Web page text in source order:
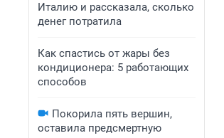
Италию и рассказала, сколько
денег потратила
Как спастись от жары без
кондиционера: 5 работающих
способов
Покорила пять вершин,
оставила предсмертную